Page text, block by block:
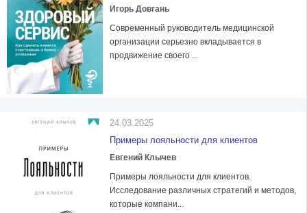
Игорь Довгань
Современный руководитель медицинской
организации серьезно вкладывается в
продвижение своего ...
24.03.2025
Примеры лояльности для клиентов
Евгений Клычев
Примеры лояльности для клиентов.
Исследование различных стратегий и методов,
которые компани...